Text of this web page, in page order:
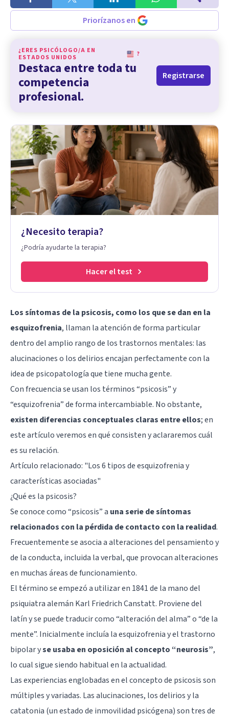
Priorízanos en
¿ERES PSICÓLOGO/A EN
ESTADOS UNIDOS
?
Destaca entre toda tu
competencia
profesional.
Registrarse
¿Necesito terapia?
¿Podría ayudarte la terapia?
Hacer el test
Los síntomas de la psicosis, como los que se dan en la
esquizofrenia, llaman la atención de forma particular
dentro del amplio rango de los trastornos mentales: las
alucinacioneso losdeliriosencajan perfectamente con la
idea de psicopatología que tiene mucha gente.
Con frecuencia se usan los términos “psicosis” y
“esquizofrenia” de forma intercambiable. No obstante,
existen diferencias conceptuales claras entre ellos; en
este artículo veremos en qué consisten y aclararemos cuál
es su relación.
Artículo relacionado: "Los 6 tipos de esquizofrenia y
características asociadas"
¿Qué es la psicosis?
Se conoce como “psicosis” a una serie de síntomas
relacionados con la pérdida de contacto con la realidad.
Frecuentemente se asocia a alteraciones del pensamiento y
de la conducta, incluida la verbal, que provocan alteraciones
en muchas áreas de funcionamiento.
El término se empezó a utilizar en 1841 de la mano del
psiquiatra alemán Karl Friedrich Canstatt. Proviene del
latín y se puede traducir como “alteración del alma” o “de la
mente”. Inicialmente incluía la esquizofrenia y el trastorno
bipolaryse usaba en oposición al concepto “neurosis”,
lo cual sigue siendo habitual en la actualidad.
Las experiencias englobadas en el concepto de psicosis son
múltiples y variadas. Las alucinaciones, los delirios y la
catatonia (un estado de inmovilidad psicógena) son tres de